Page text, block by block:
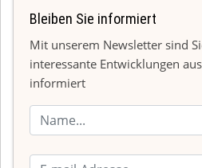
Bleiben Sie informiert
Mit unserem Newsletter sind
interessante Entwicklungen
informiert